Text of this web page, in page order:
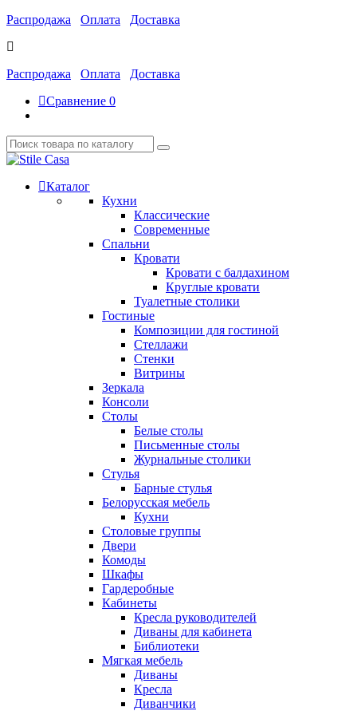
Распродажа Оплата Доставка
Распродажа Оплата
Доставка
Сравнение 0
Каталог
Кухни
Классические
Современные
Спальни
Кровати
Кровати с балдахином
Круглые кровати
Туалетные столики
Гостиные
Композиции для гостиной
Стеллажи
Стенки
Витрины
Зеркала
Консоли
Столы
Белые столы
Письменные столы
Журнальные столики
Стулья
Барные стулья
Белорусская мебель
Кухни
Столовые группы
Двери
Комоды
Шкафы
Гардеробные
Кабинеты
Кресла руководителей
Диваны для кабинета
Библиотеки
Мягкая мебель
Диваны
Кресла
Диванчики